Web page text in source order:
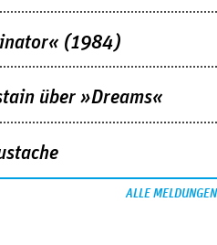
(1984)
über »Dreams«
ALLE MELDUNGEN